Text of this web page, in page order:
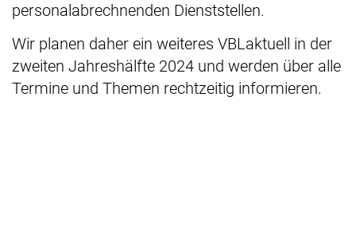
personalabrechnenden Dienststellen.
Wir planen daher ein weiteres VBLaktuell in der
zweiten Jahreshälfte 2024 und werden über alle
Termine und Themen rechtzeitig informieren.